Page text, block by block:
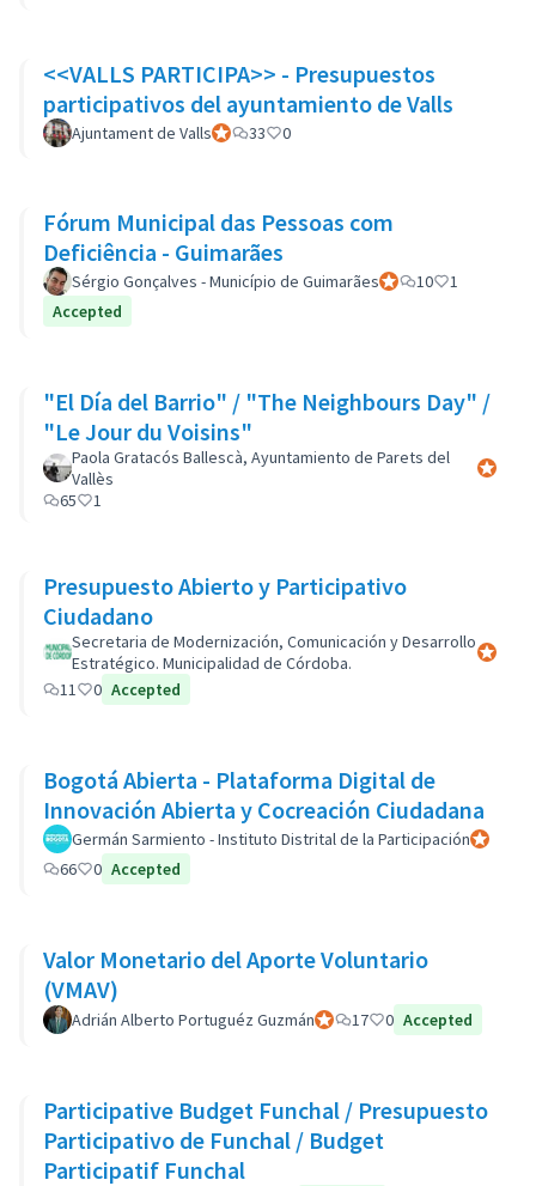
<<VALLS PARTICIPA>> - Presupuestos
participativos del ayuntamiento de Valls
Ajuntament de VallsParticipant officiel
33 0
Fórum Municipal das Pessoas com
Deficiência - Guimarães
Sérgio Gonçalves - Município de GuimarãesParticipant officiel
10
1
Accepted
"El Día del Barrio" / "The Neighbours Day" /
"Le Jour du Voisins"
Paola Gratacós Ballescà, Ayuntamiento de Parets del
Vallès
65
1
Presupuesto Abierto y Participativo
Ciudadano
Secretaria de Modernización, Comunicación y Desarrollo
Estratégico. Municipalidad de Córdoba.
11
0 Accepted
Bogotá Abierta - Plataforma Digital de
Innovación Abierta y Cocreación Ciudadana
Germán Sarmiento - Instituto Distrital de la Participación
66
0 Accepted
Valor Monetario del Aporte Voluntario
(VMAV)
Adrián Alberto Portuguéz GuzmánParticipant officiel
17 0 Accepted
Participative Budget Funchal / Presupuesto
Participativo de Funchal / Budget
Participatif Funchal